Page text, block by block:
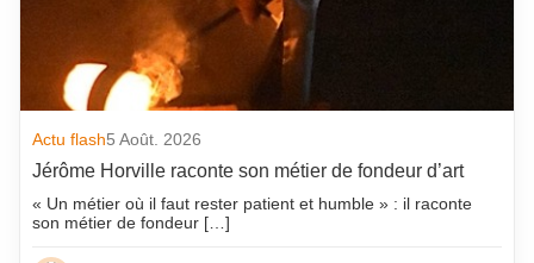
Actu flash5 Août. 2026
Jérôme Horville raconte son métier de fondeur d’art
« Un métier où il faut rester patient et humble » : il raconte
son métier de fondeur […]